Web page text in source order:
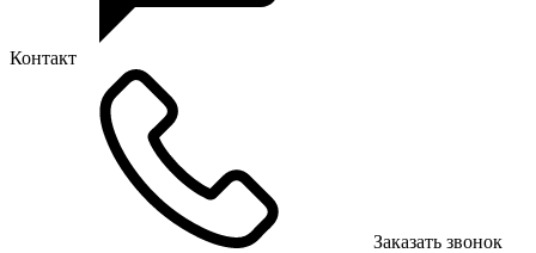
Контакт
Заказать звонок